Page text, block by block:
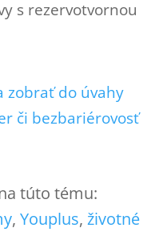
s rezervotvornou
zobrať do úvahy
či bezbariérovosť
túto tému:
, Youplus, životné